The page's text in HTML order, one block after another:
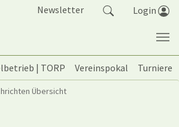
Newsletter Login
| TORP Vereinspokal
Turniere
Übersicht